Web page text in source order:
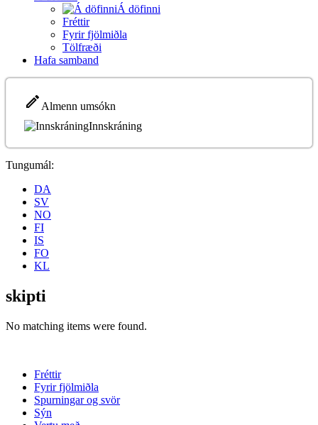
Á döfinni
Fréttir
Fyrir fjölmiðla
Tölfræði
Hafa samband
Almenn umsókn
Innskráning
Tungumál:
DA
SV
NO
FI
IS
FO
KL
skipti
No matching items were found.
Fréttir
Fyrir fjölmiðla
Spurningar og svör
Sýn